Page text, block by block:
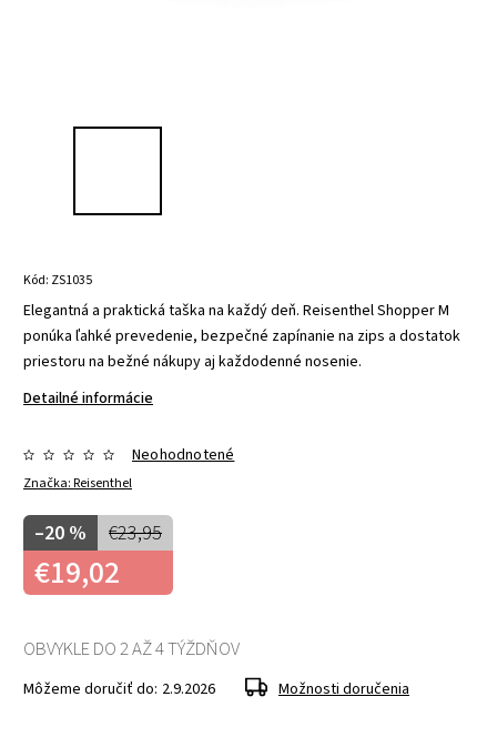
Kód: ZS1035
Elegantná a praktická taška na každý deň. Reisenthel Shopper M
ponúka ľahké prevedenie, bezpečné zapínanie na zips a dostatok
priestoru na bežné nákupy aj každodenné nosenie.
Detailné informácie
Značka:Reisenthel
Neohodnotené
€23,95
–20 %
€19,02
OBVYKLE DO 2 AŽ 4 TÝŽDŇOV
Môžeme doručiť do: 2.9.2026 Možnosti doručenia